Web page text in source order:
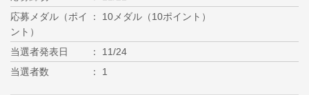
応募メダル（ポイ
ント）
10メダル（10ポイント）
当選者発表日
11/24
当選者数
1